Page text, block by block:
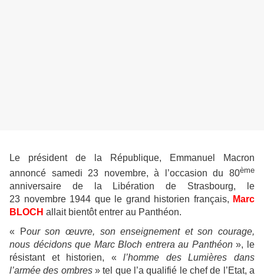
Le président de la République, Emmanuel Macron
annoncé samedi 23 novembre, à l’occasion du 80ème
anniversaire de la Libération de Strasbourg, le
23 novembre 1944 que le grand historien français, Marc
BLOCH allait bientôt entrer au Panthéon.
« Pour son œuvre, son enseignement et son courage,
nous décidons que Marc Bloch entrera au Panthéon», le
résistant et historien, « l’homme des Lumières dans
l’armée des ombres » tel que l’a qualifié le chef de l’Etat, a